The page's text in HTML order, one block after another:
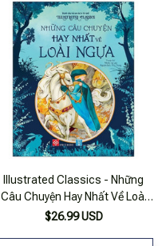
Illustrated Classics - Những
Câu Chuyện Hay Nhất Về Loài
Ngựa
$26.99 USD